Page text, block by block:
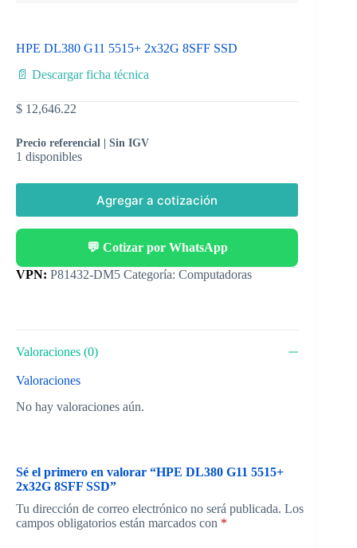
HPE DL380 G11 5515+ 2x32G 8SFF SSD
📄 Descargar ficha técnica
$ 12,646.22
Precio referencial | Sin IGV
1 disponibles
Agregar a cotización
💬 Cotizar por WhatsApp
Categoría: Computadoras
Valoraciones (0)
Valoraciones
No hay valoraciones aún.
Sé el primero en valorar “HPE DL380 G11 5515+
2x32G 8SFF SSD”
Tu dirección de correo electrónico no será publicada. Los
campos obligatorios están marcados con *